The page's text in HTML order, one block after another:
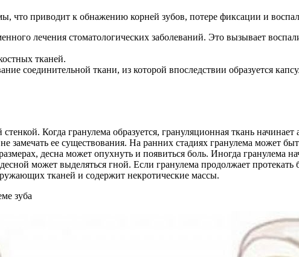
что приводит к обнажению корней зубов, потере фиксации и
лечения стоматологических заболеваний. Это вызывает
тканей.
соединительной ткани, из которой впоследствии образуется
Когда гранулема образуется, грануляционная ткань
замечать ее существования. На ранних стадиях гранулема может
десна может опухнуть и появиться боль. Иногда гранулема
может выделяться гной. Если гранулема продолжает протекать
тканей и содержит некротические массы.